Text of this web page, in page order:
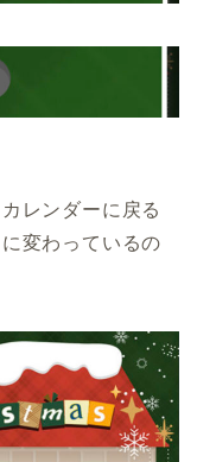
レンダーに戻る
に変わっているの